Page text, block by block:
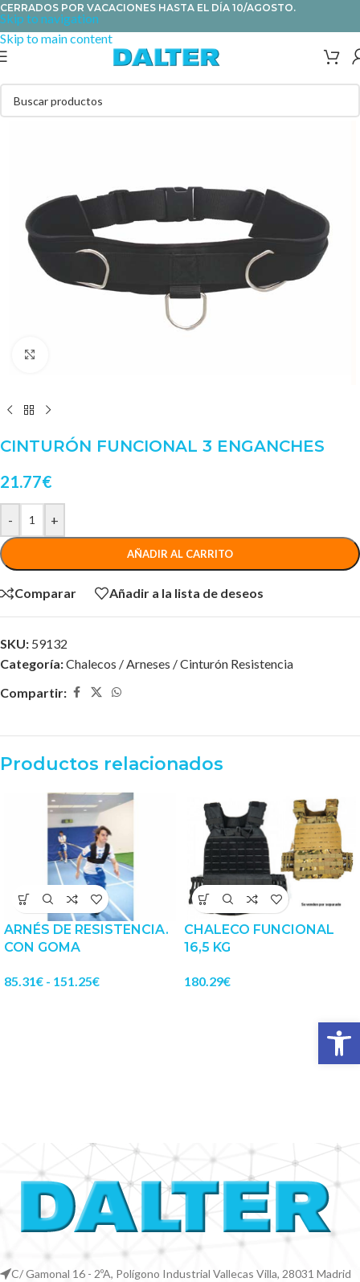
Skip to navigation
Skip to main content
CERRADOS POR VACACIONES HASTA EL DÍA 10/AGOSTO.
CINTURÓN FUNCIONAL 3 ENGANCHES
21.77€
- +
AÑADIR AL CARRITO
Comparar Añadir a la lista de deseos
SKU: 59132
Categoría:Chalecos / Arneses / Cinturón Resistencia
Compartir:
Productos relacionados
ARNÉS DE RESISTENCIA.
CON GOMA
85.31€ - 151.25€
CHALECO FUNCIONAL
16,5 KG
180.29€
C/ Gamonal 16 - 2ºA, Polígono Industrial Vallecas Villa, 28031 Madrid
Abrir